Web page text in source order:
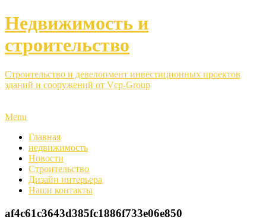
Недвижимость и
строительство
Строительство и девелопмент инвестиционных проектов
зданий и сооружений от Vcp-Group
Menu
Главная
недвижимость
Новости
Строительство
Дизайн интерьера
Наши контакты
af4c61c3643d385fc1886f733e06e850